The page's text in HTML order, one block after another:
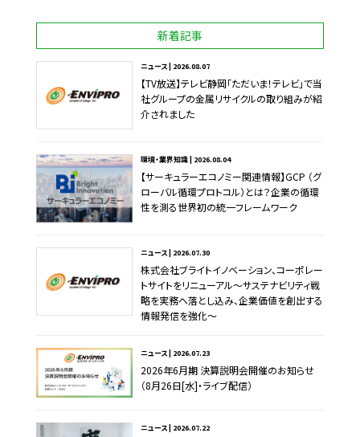
新着記事
ニュース | 2026.08.07
【TV放送】テレビ静岡「ただいま！テレビ」で当
社グループの金属リサイクルの取り組みが紹
介されました
環境・業界知識 | 2026.08.04
【サーキュラーエコノミー関連情報】GCP （グ
ローバル循環プロトコル）とは？企業の循環
性を測る世界初の統一フレームワーク
ニュース | 2026.07.30
株式会社ブライトイノベーション、コーポレー
トサイトをリニューアル～サステナビリティ戦
略を実務へ落とし込み、企業価値を創出する
情報発信を強化～
ニュース | 2026.07.23
2026年6月期 決算説明会開催のお知らせ
（8月26日[水]・ライブ配信）
ニュース | 2026.07.22